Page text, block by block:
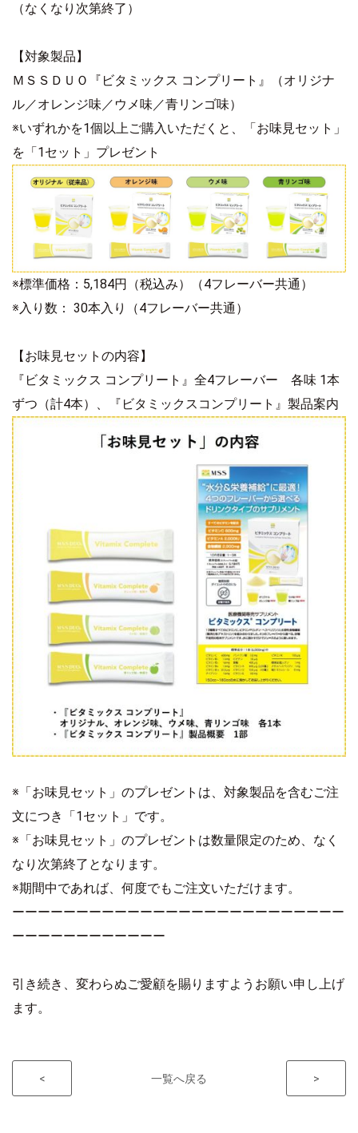
（なくなり次第終了）
【対象製品】
ＭＳＳＤＵＯ『ビタミックス コンプリート』（オリジナ
ル／オレンジ味／ウメ味／青リンゴ味）
※いずれかを1個以上ご購入いただくと、「お味見セット」
を「1セット」プレゼント
※標準価格：5,184円（税込み）（4フレーバー共通）
※入り数： 30本入り（4フレーバー共通）
【お味見セットの内容】
『ビタミックス コンプリート』全4フレーバー 各味 1本
ずつ（計4本）、『ビタミックスコンプリート』製品案内
※「お味見セット」のプレゼントは、対象製品を含むご注
文につき「1セット」です。
※「お味見セット」のプレゼントは数量限定のため、なく
なり次第終了となります。
※期間中であれば、何度でもご注文いただけます。
ーーーーーーーーーーーーーーーーーーーーーーーーーー
ーーーーーーーーーーーー
引き続き、変わらぬご愛顧を賜りますようお願い申し上げ
ます。
< 一覧へ戻る >